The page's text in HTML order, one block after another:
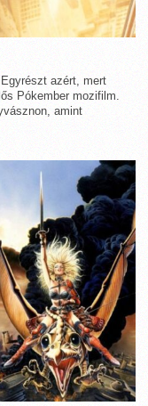
azért, mert
Pókember mozifilm.
amint